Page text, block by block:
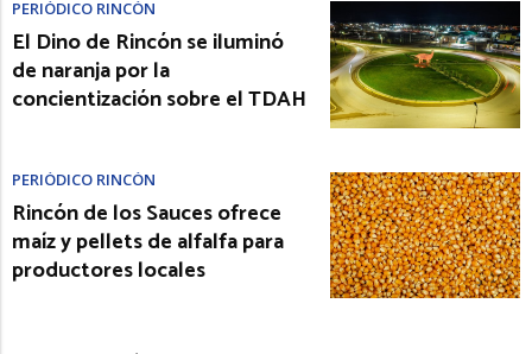
PERIÓDICO RINCÓN
El Dino de Rincón se iluminó
de naranja por la
concientización sobre el TDAH
PERIÓDICO RINCÓN
Rincón de los Sauces ofrece
maíz y pellets de alfalfa para
productores locales